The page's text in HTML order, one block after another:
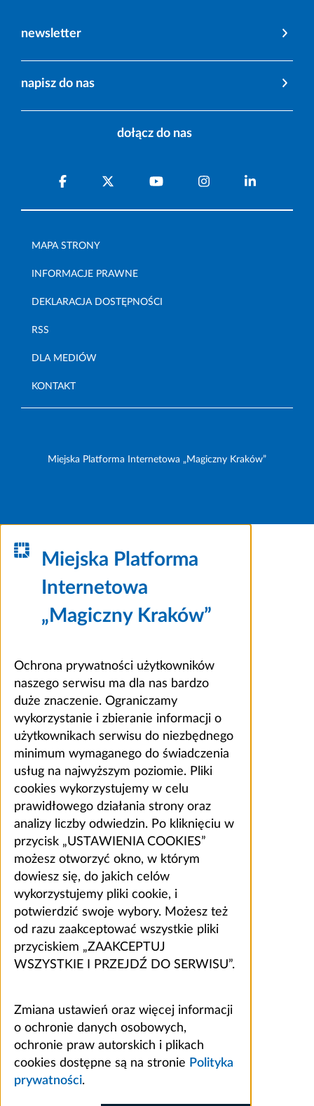
newsletter
napisz do nas
dołącz do nas
MAPA STRONY
INFORMACJE PRAWNE
DEKLARACJA DOSTĘPNOŚCI
RSS
DLA MEDIÓW
KONTAKT
Miejska Platforma Internetowa „Magiczny Kraków”
Miejska Platforma
Internetowa
„Magiczny Kraków”
Ochrona prywatności użytkowników
naszego serwisu ma dla nas bardzo
duże znaczenie. Ograniczamy
wykorzystanie i zbieranie informacji o
użytkownikach serwisu do niezbędnego
minimum wymaganego do świadczenia
usług na najwyższym poziomie. Pliki
cookies wykorzystujemy w celu
prawidłowego działania strony oraz
analizy liczby odwiedzin. Po kliknięciu w
przycisk „USTAWIENIA COOKIES”
możesz otworzyć okno, w którym
dowiesz się, do jakich celów
wykorzystujemy pliki cookie, i
potwierdzić swoje wybory. Możesz też
od razu zaakceptować wszystkie pliki
przyciskiem „ZAAKCEPTUJ
WSZYSTKIE I PRZEJDŹ DO SERWISU”.
Zmiana ustawień oraz więcej informacji
o ochronie danych osobowych,
ochronie praw autorskich i plikach
cookies dostępne są na stronie Polityka
prywatności.